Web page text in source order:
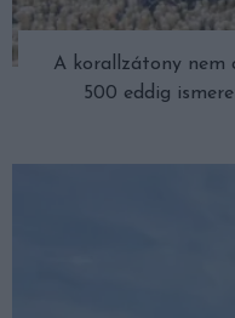
A korallzátony nem
500 eddig